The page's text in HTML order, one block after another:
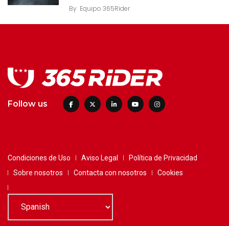
By Equipo 365Rider
Follow us
Condiciones de Uso Aviso Legal
Política de Privacidad
Sobre nosotros
Contacta con nosotros Cookies